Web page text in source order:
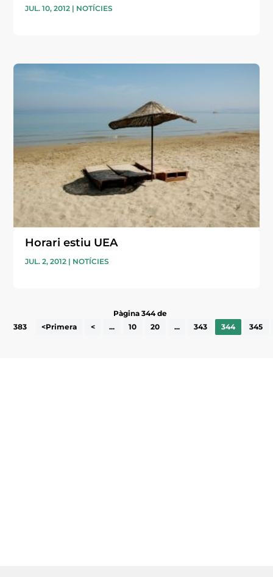
JUL. 10, 2012 | NOTÍCIES
Horari estiu UEA
JUL. 2, 2012 | NOTÍCIES
Pàgina 344 de
383
<Primera < ... 10 20 ... 343 344 345